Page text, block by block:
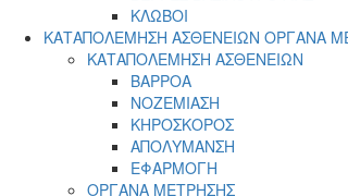
ΚΛΩΒΟΙ
ΚΑΤΑΠΟΛΕΜΗΣΗ ΑΣΘΕΝΕΙΩΝ ΟΡΓΑΝΑ
ΚΑΤΑΠΟΛΕΜΗΣΗ ΑΣΘΕΝΕΙΩΝ
ΒΑΡΡΟΑ
ΝΟΖΕΜΙΑΣΗ
ΚΗΡΟΣΚΟΡΟΣ
ΑΠΟΛΥΜΑΝΣΗ
ΕΦΑΡΜΟΓΗ
ΟΡΓΑΝΑ ΜΕΤΡΗΣΗΣ